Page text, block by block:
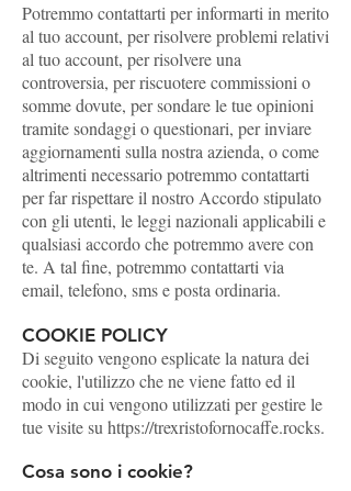
Potremmo contattarti per informarti in merito
al tuo account, per risolvere problemi relativi
al tuo account, per risolvere una
controversia, per riscuotere commissioni o
somme dovute, per sondare le tue opinioni
tramite sondaggi o questionari, per inviare
aggiornamenti sulla nostra azienda, o come
altrimenti necessario potremmo contattarti
per far rispettare il nostro Accordo stipulato
con gli utenti, le leggi nazionali applicabili e
qualsiasi accordo che potremmo avere con
te. A tal fine, potremmo contattarti via
email, telefono, sms e posta ordinaria.
COOKIE POLICY
Di seguito vengono esplicate la natura dei
cookie, l'utilizzo che ne viene fatto ed il
modo in cui vengono utilizzati per gestire le
tue visite su https://trexristofornocaffe.rocks.
Cosa sono i cookie?